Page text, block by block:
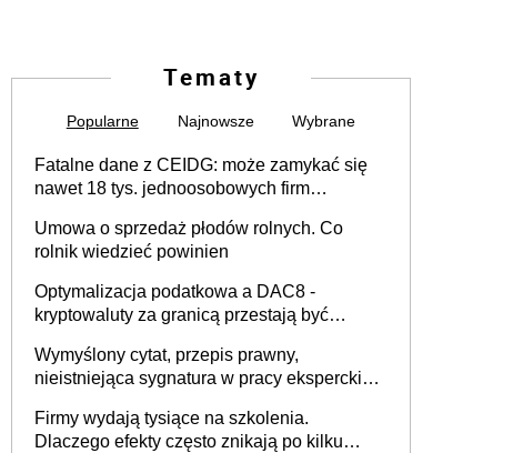
Tematy
Popularne Najnowsze Wybrane
Fatalne dane z CEIDG: może zamykać się
nawet 18 tys. jednoosobowych firm
Umowa o sprzedaż płodów rolnych. Co
rolnik wiedzieć powinien
Optymalizacja podatkowa a DAC8 -
kryptowaluty za granicą przestają być
Wymyślony cytat, przepis prawny,
nieistniejąca sygnatura w pracy eksperckiej -
firmie
Firmy wydają tysiące na szkolenia.
Dlaczego efekty często znikają po kilku